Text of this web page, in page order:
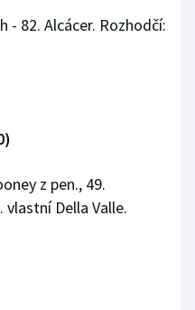
- 82. Alcácer. Rozhodčí:
z pen., 49.
vlastní Della Valle.